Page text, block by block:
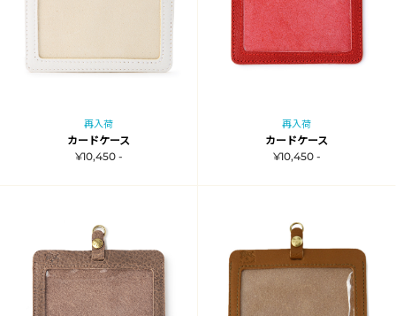
再入荷
カードケース
¥10,450 -
再入荷
カードケース
¥10,450 -